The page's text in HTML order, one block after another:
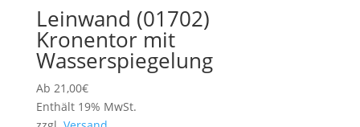
Leinwand (01702)
Kronentor mit
Wasserspiegelung
Ab 21,00€
Enthält 19% MwSt.